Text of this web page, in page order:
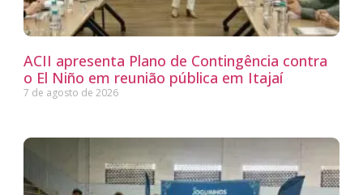
ACII apresenta Plano de Contingência contra
o El Niño em reunião pública em Itajaí
7 de agosto de 2026